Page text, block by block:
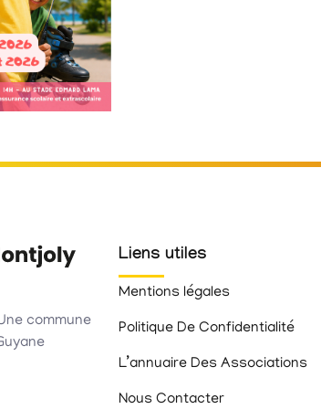
commune
Liens utiles
Mentions légales
Politique De Confidentialité
L’annuaire Des Associations
Nous Contacter